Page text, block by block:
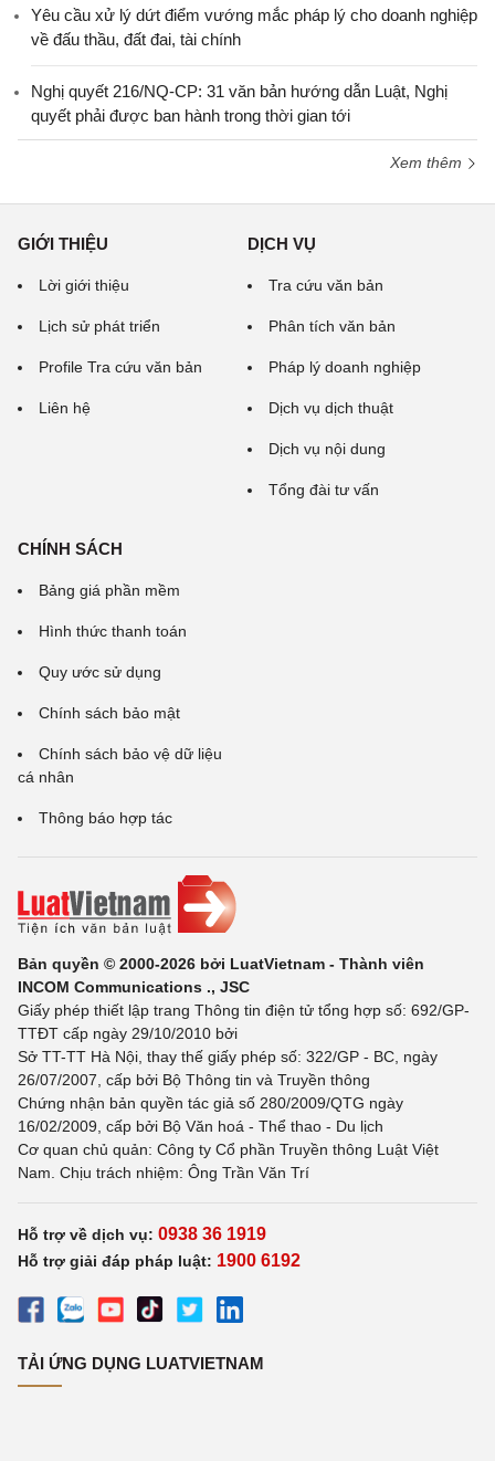
Yêu cầu xử lý dứt điểm vướng mắc pháp lý cho doanh nghiệp
về đấu thầu, đất đai, tài chính
Nghị quyết 216/NQ-CP: 31 văn bản hướng dẫn Luật, Nghị
quyết phải được ban hành trong thời gian tới
Xem thêm
GIỚI THIỆU
Lời giới thiệu
Lịch sử phát triển
Profile Tra cứu văn bản
Liên hệ
DỊCH VỤ
Tra cứu văn bản
Phân tích văn bản
Pháp lý doanh nghiệp
Dịch vụ dịch thuật
Dịch vụ nội dung
Tổng đài tư vấn
CHÍNH SÁCH
Bảng giá phần mềm
Hình thức thanh toán
Quy ước sử dụng
Chính sách bảo mật
Chính sách bảo vệ dữ liệu
cá nhân
Thông báo hợp tác
Bản quyền © 2000-2026 bởi LuatVietnam - Thành viên
INCOM Communications ., JSC
Giấy phép thiết lập trang Thông tin điện tử tổng hợp số: 692/GP-
TTĐT cấp ngày 29/10/2010 bởi
Sở TT-TT Hà Nội, thay thế giấy phép số: 322/GP - BC, ngày
26/07/2007, cấp bởi Bộ Thông tin và Truyền thông
Chứng nhận bản quyền tác giả số 280/2009/QTG ngày
16/02/2009, cấp bởi Bộ Văn hoá - Thể thao - Du lịch
Cơ quan chủ quản: Công ty Cổ phần Truyền thông Luật Việt
Nam. Chịu trách nhiệm: Ông Trần Văn Trí
Hỗ trợ về dịch vụ: 0938 36 1919
Hỗ trợ giải đáp pháp luật: 1900 6192
TẢI ỨNG DỤNG LUATVIETNAM